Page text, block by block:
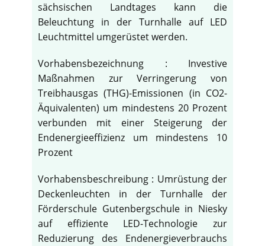
sächsischen Landtages kann die
Beleuchtung in der Turnhalle auf LED
Leuchtmittel umgerüstet werden.
Vorhabensbezeichnung : Investive
Maßnahmen zur Verringerung von
Treibhausgas (THG)-Emissionen (in CO2-
Äquivalenten) um mindestens 20 Prozent
verbunden mit einer Steigerung der
Endenergieeffizienz um mindestens 10
Prozent
Vorhabensbeschreibung : Umrüstung der
Deckenleuchten in der Turnhalle der
Förderschule Gutenbergschule in Niesky
auf effiziente LED-Technologie zur
Reduzierung des Endenergieverbrauchs